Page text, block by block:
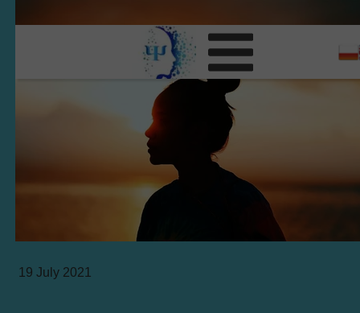
19 July 2021